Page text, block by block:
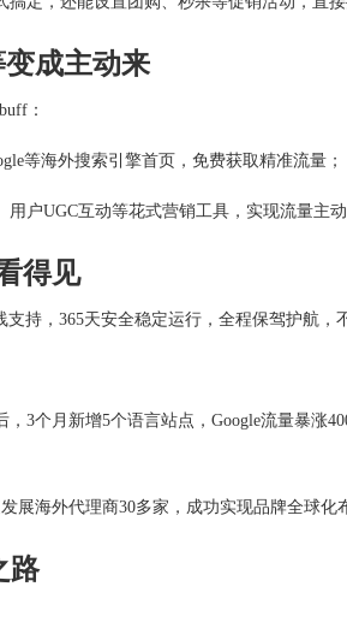
成主动来
：
等海外搜索引擎首页，免费获取精准流量；
户UGC互动等花式营销工具，实现流量主
得见
持，365天安全稳定运行，全程保驾护航，
，3个月新增5个语言站点，Google流量暴涨
展海外代理商30多家，成功实现品牌全球化
路